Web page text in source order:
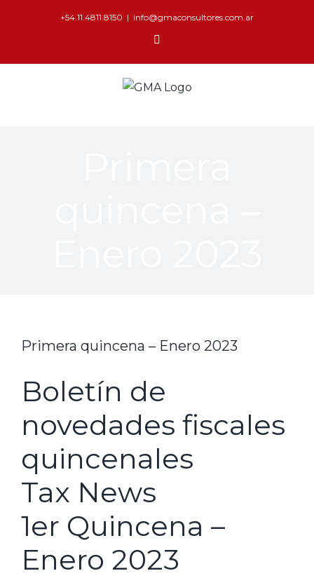
+54.11.4811.8150 | info@gmaconsultores.com.ar
Primera quincena – Enero 2023
Boletín de
novedades fiscales
quincenales
Tax News
1er Quincena –
Enero 2023